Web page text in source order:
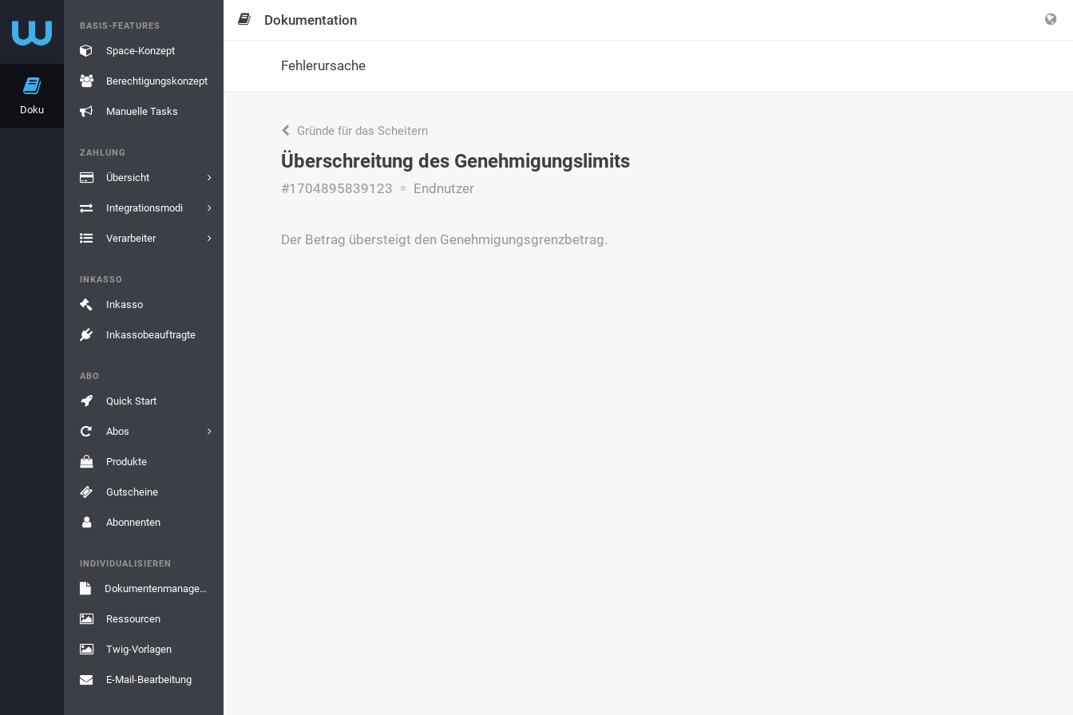
Doku
BASIS-FEATURES
Space-Konzept
Berechtigungskonzept
Manuelle Tasks
ZAHLUNG
Übersicht
Integrationsmodi
Verarbeiter
INKASSO
Inkasso
Inkassobeauftragte
ABO
Quick Start
Abos
Produkte
Gutscheine
Abonnenten
INDIVIDUALISIEREN
Dokumentenmanagement
Ressourcen
Twig-Vorlagen
E-Mail-Bearbeitung
Dokumentation
Fehlerursache
Gründe für das Scheitern
Überschreitung des Genehmigungslimits
#1704895839123 Endnutzer
Der Betrag übersteigt den Genehmigungsgrenzbetrag.